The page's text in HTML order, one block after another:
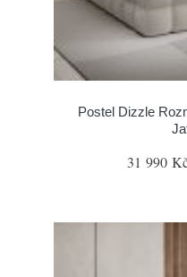
Postel Dizzle
31 990